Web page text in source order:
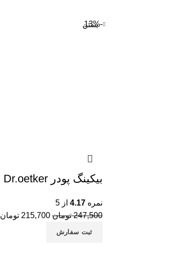
-13% بستن
بیکینگ پودر Dr.oetker
نمره4.17 از 5
247,500 تومان 215,700 تومان
ثبت سفارش